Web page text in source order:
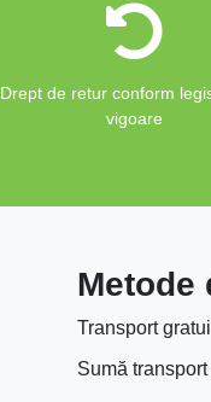
Drept de retur conform
vigoare
Metode
Transport
Sumă